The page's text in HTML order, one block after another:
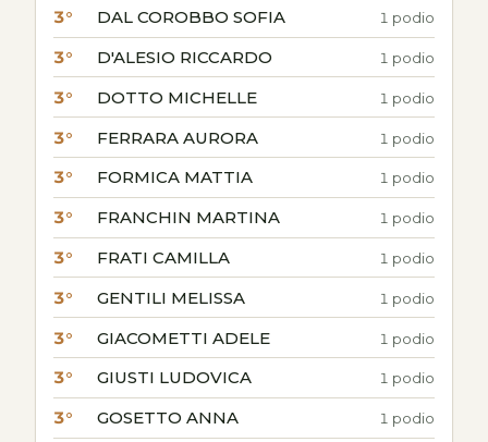
3° DAL COROBBO SOFIA 1 podio
3° D'ALESIO RICCARDO 1 podio
3° DOTTO MICHELLE 1 podio
3° FERRARA AURORA 1 podio
3° FORMICA MATTIA 1 podio
3° FRANCHIN MARTINA 1 podio
3° FRATI CAMILLA 1 podio
3° GENTILI MELISSA 1 podio
3° GIACOMETTI ADELE 1 podio
3° GIUSTI LUDOVICA 1 podio
3° GOSETTO ANNA 1 podio